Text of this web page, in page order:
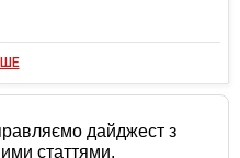
дайджест з
статтями.